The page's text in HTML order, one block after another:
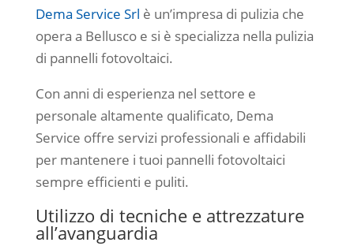
Dema Service Srl è un’impresa di pulizia che
opera a Bellusco e si è specializza nella pulizia
di pannelli fotovoltaici.
Con anni di esperienza nel settore e
personale altamente qualificato, Dema
Service offre servizi professionali e affidabili
per mantenere i tuoi pannelli fotovoltaici
sempre efficienti e puliti.
Utilizzo di tecniche e attrezzature
all’avanguardia